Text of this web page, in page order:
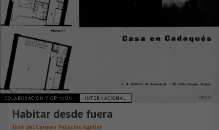
COLABORACIÓN Y OPINIÓN INTERNACIONAL
Habitar desde fuera
José del Carmen Palacios Aguilar